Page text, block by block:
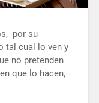
por su
tal cual lo ven y
no pretenden
que lo hacen,